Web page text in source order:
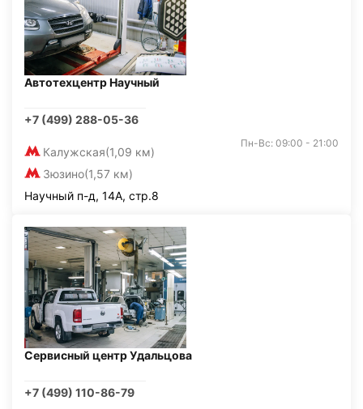
Автотехцентр Научный
+7 (499) 288-05-36
Калужская(1,09 км)
Зюзино(1,57 км)
Пн-Вс: 09:00 - 21:00
Научный п-д, 14А, стр.8
Сервисный центр Удальцова
+7 (499) 110-86-79